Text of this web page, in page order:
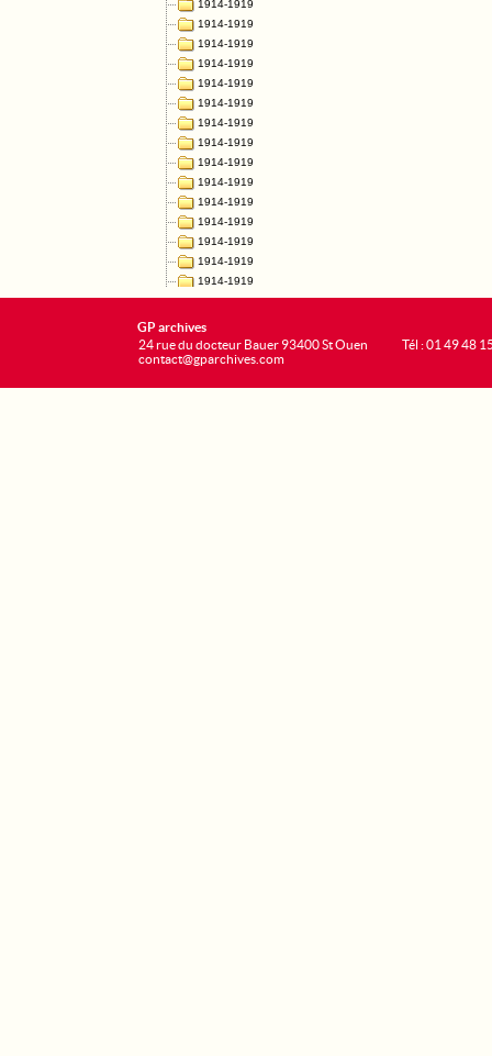
GP archives
24 rue du docteur Bauer 93400 St Ouen
contact@gparchives.com
Tél : 01 49 48